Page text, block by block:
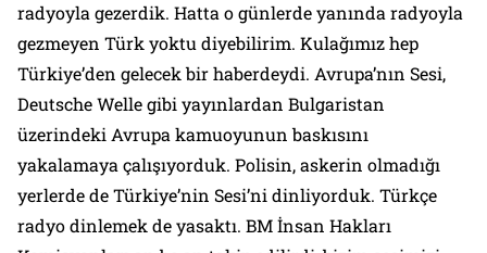
radyoyla gezerdik. Hatta o günlerde yanında radyoyla
gezmeyen Türk yoktu diyebilirim. Kulağımız hep
Türkiye’den gelecek bir haberdeydi. Avrupa’nın Sesi,
Deutsche Welle gibi yayınlardan Bulgaristan
üzerindeki Avrupa kamuoyunun baskısını
yakalamaya çalışıyorduk. Polisin, askerin olmadığı
yerlerde de Türkiye’nin Sesi’ni dinliyorduk. Türkçe
radyo dinlemek de yasaktı. BM İnsan Hakları